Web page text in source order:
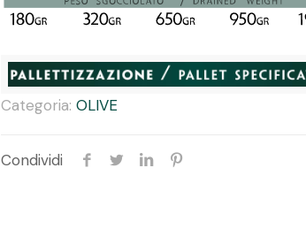
Categoria:OLIVE
Condividi